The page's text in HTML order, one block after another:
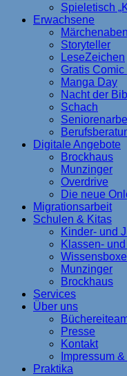
Spieletisch
Erwachsene
Storyteller
LeseZeichen
Gratis Comic
Manga Day
Nacht der
Schach
Digitale Angebote
Brockhaus
Munzinger
Overdrive
Die neue
Migrationsarbeit
Schulen & Kitas
Kinder- und
Klassen-
Munzinger
Brockhaus
Services
Über uns
Presse
Kontakt
Impressum
Praktika